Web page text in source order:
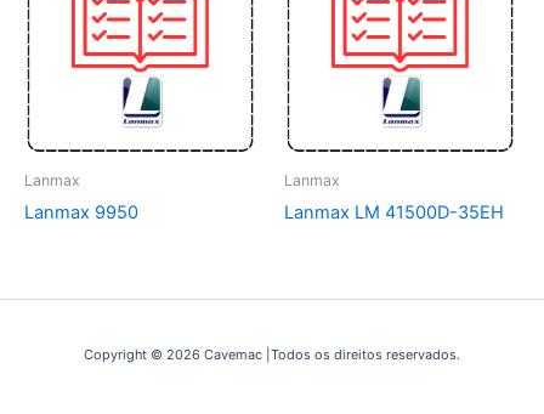
Lanmax
Lanmax 9950
Lanmax
Lanmax LM 41500D-35EH
Copyright © 2026 Cavemac |Todos os direitos reservados.